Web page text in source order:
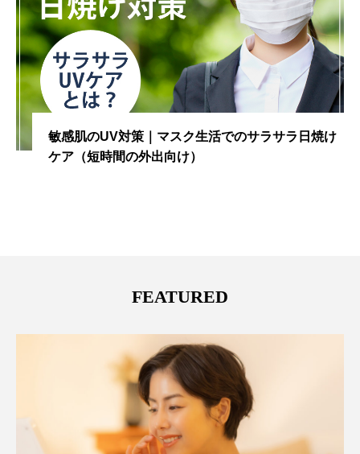
口まわりの肌荒れ・湿疹・ボツボツ…マスクだけじ
ゃない“本当の原因”とは？
FEATURED